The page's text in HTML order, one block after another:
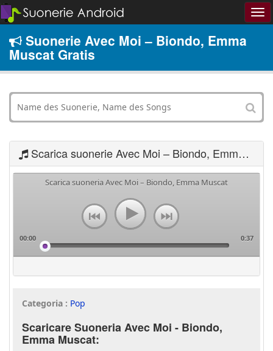
Suonerie Avec Moi – Biondo, Emma
Muscat Gratis
Scarica suonerie Avec Moi – Biondo, Emma Muscat
Scarica suoneria Avec Moi – Biondo, Emma Muscat
00:00 0:37
Categoria : Pop
Scaricare Suoneria Avec Moi - Biondo,
Emma Muscat: